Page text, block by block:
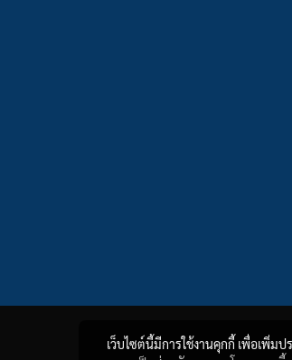
เว็บไซต์นี้มีการใช้งานคุกกี้ เพื่อเพิ่ม